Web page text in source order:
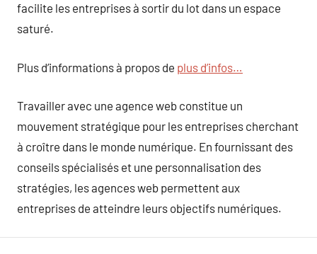
facilite les entreprises à sortir du lot dans un espace
saturé.
Plus d’informations à propos de plus d’infos…
Travailler avec une agence web constitue un
mouvement stratégique pour les entreprises cherchant
à croître dans le monde numérique. En fournissant des
conseils spécialisés et une personnalisation des
stratégies, les agences web permettent aux
entreprises de atteindre leurs objectifs numériques.